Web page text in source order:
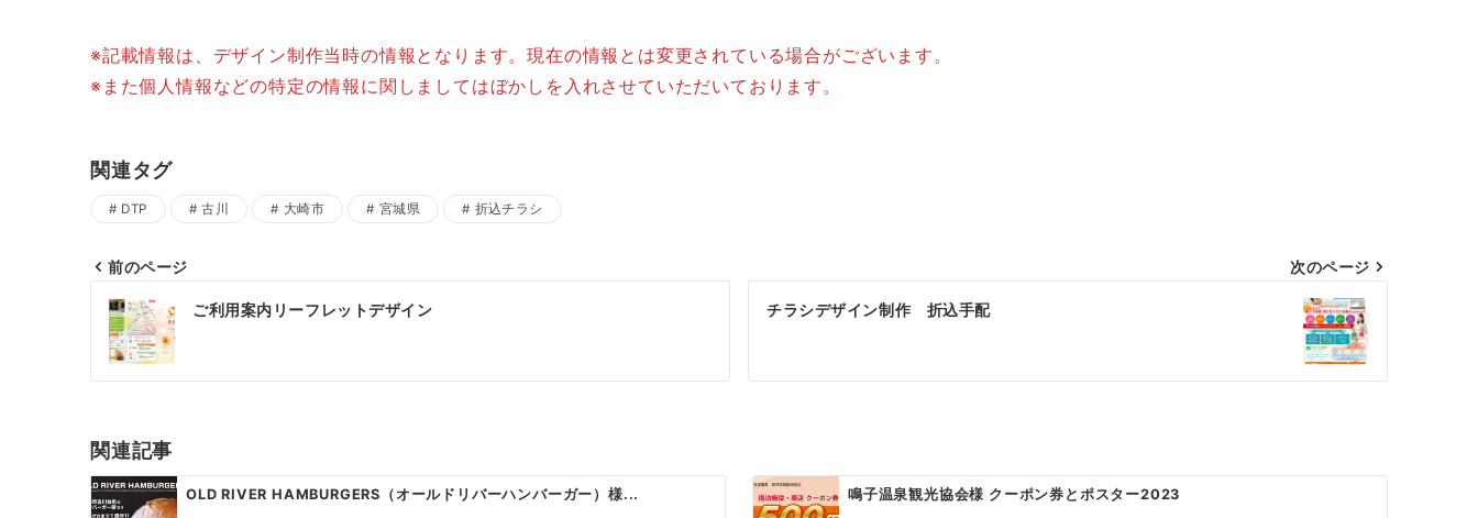
※記載情報は、デザイン制作当時の情報となります。現在の情報とは変更されている場合がございます。
※また個人情報などの特定の情報に関しましてはぼかしを入れさせていただいております。
関連タグ
DTP 古川 大崎市 宮城県 折込チラシ
投
稿
ナ
ゲ
ー
前のページ
ご利用案内リーフレットデザイン
次のページ
チラシデザイン制作 折込手配
関連記事
OLD RIVER HAMBURGERS（オールドリバーハンバーガー）様... 鳴子温泉観光協会様 クーポン券とポスター2023